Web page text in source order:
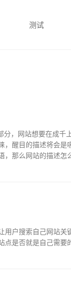
测试
，网站想要在成千
醒目的描述将会
那么网站的描述怎
户搜索自己网站
是否就是自己需要